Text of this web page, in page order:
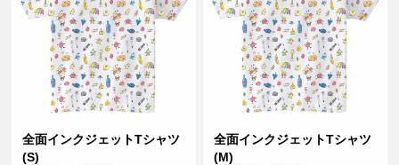
全面インクジェットTシャツ
(S)
全面インクジェットTシャツ
(M)